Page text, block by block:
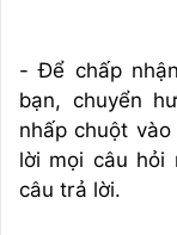
- Để chấp
bạn, chuyển
nhấp chuột
lời mọi câu
câu trả lời.